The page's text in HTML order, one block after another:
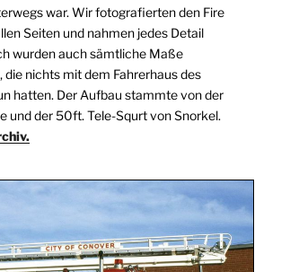
war. Wir fotografierten den Fire
Seiten und nahmen jedes Detail
wurden auch sämtliche Maße
die nichts mit dem Fahrerhaus des
hatten. Der Aufbau stammte von der
und der 50ft. Tele-Squrt von Snorkel.